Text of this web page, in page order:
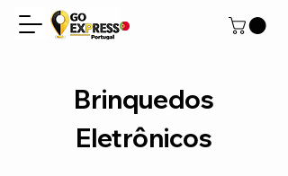
Brinquedos
Eletrônicos